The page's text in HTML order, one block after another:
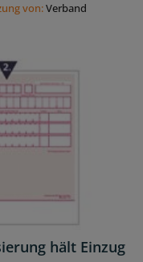
von:Verband
hält Einzug